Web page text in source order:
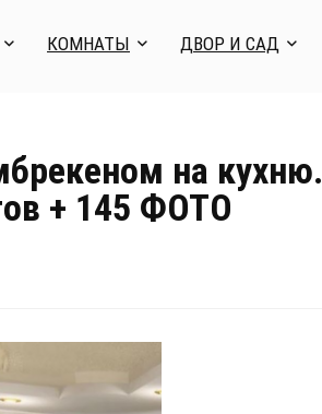
КОМНАТЫ ДВОР И САД
на кухню.
+ 145 ФОТО